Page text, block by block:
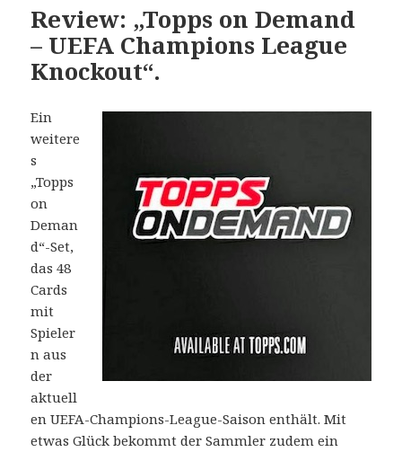
Review: „Topps on Demand
– UEFA Champions League
Knockout“.
Ein
weitere
s
„Topps
on
Deman
d“-Set,
das 48
Cards
mit
Spieler
n aus
der
aktuell
en UEFA-Champions-League-Saison enthält. Mit
etwas Glück bekommt der Sammler zudem ein